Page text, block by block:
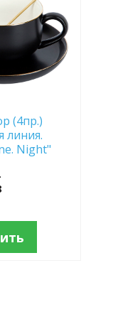
(4пр.)
линия.
Night"